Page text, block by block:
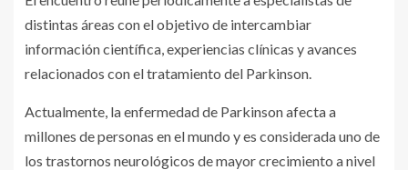
distintas áreas con el objetivo de intercambiar
información científica, experiencias clínicas y avances
relacionados con el tratamiento del Parkinson.
Actualmente, la enfermedad de Parkinson afecta a
millones de personas en el mundo y es considerada uno de
los trastornos neurológicos de mayor crecimiento a nivel